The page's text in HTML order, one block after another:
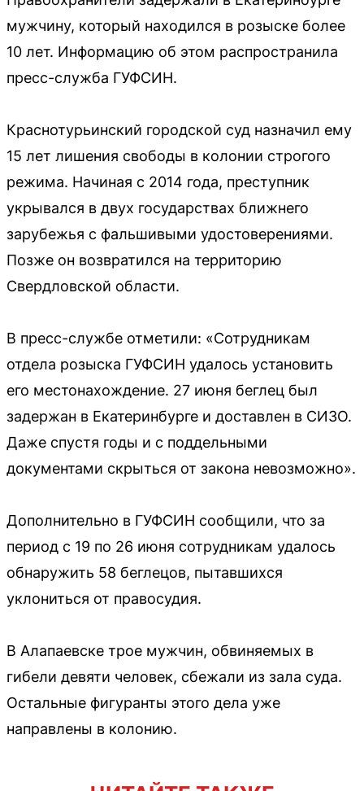
мужчину, который находился в розыске более
10 лет. Информацию об этом распространила
пресс-служба ГУФСИН.
Краснотурьинский городской суд назначил ему
15 лет лишения свободы в колонии строгого
режима. Начиная с 2014 года, преступник
укрывался в двух государствах ближнего
зарубежья с фальшивыми удостоверениями.
Позже он возвратился на территорию
Свердловской области.
В пресс-службе отметили: «Сотрудникам
отдела розыска ГУФСИН удалось установить
его местонахождение. 27 июня беглец был
задержан в Екатеринбурге и доставлен в СИЗО.
Даже спустя годы и с поддельными
документами скрыться от закона невозможно».
Дополнительно в ГУФСИН сообщили, что за
период с 19 по 26 июня сотрудникам удалось
обнаружить 58 беглецов, пытавшихся
уклониться от правосудия.
В Алапаевске трое мужчин, обвиняемых в
гибели девяти человек, сбежали из зала суда.
Остальные фигуранты этого дела уже
направлены в колонию.